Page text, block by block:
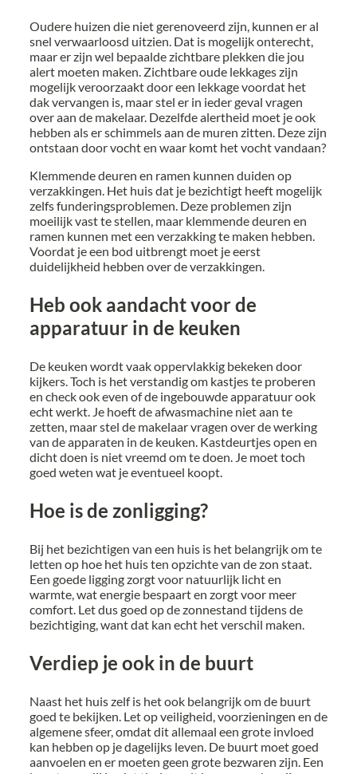
Oudere huizen die niet gerenoveerd zijn, kunnen er al
snel verwaarloosd uitzien. Dat is mogelijk onterecht,
maar er zijn wel bepaalde zichtbare plekken die jou
alert moeten maken. Zichtbare oude lekkages zijn
mogelijk veroorzaakt door een lekkage voordat het
dak vervangen is, maar stel er in ieder geval vragen
over aan de makelaar. Dezelfde alertheid moet je ook
hebben als er schimmels aan de muren zitten. Deze zijn
ontstaan door vocht en waar komt het vocht vandaan?
Klemmende deuren en ramen kunnen duiden op
verzakkingen. Het huis dat je bezichtigt heeft mogelijk
zelfs funderingsproblemen. Deze problemen zijn
moeilijk vast te stellen, maar klemmende deuren en
ramen kunnen met een verzakking te maken hebben.
Voordat je een bod uitbrengt moet je eerst
duidelijkheid hebben over de verzakkingen.
Heb ook aandacht voor de
apparatuur in de keuken
De keuken wordt vaak oppervlakkig bekeken door
kijkers. Toch is het verstandig om kastjes te proberen
en check ook even of de ingebouwde apparatuur ook
echt werkt. Je hoeft de afwasmachine niet aan te
zetten, maar stel de makelaar vragen over de werking
van de apparaten in de keuken. Kastdeurtjes open en
dicht doen is niet vreemd om te doen. Je moet toch
goed weten wat je eventueel koopt.
Hoe is de zonligging?
Bij het bezichtigen van een huis is het belangrijk om te
letten op hoe het huis ten opzichte van de zon staat.
Een goede ligging zorgt voor natuurlijk licht en
warmte, wat energie bespaart en zorgt voor meer
comfort. Let dus goed op de zonnestand tijdens de
bezichtiging, want dat kan echt het verschil maken.
Verdiep je ook in de buurt
Naast het huis zelf is het ook belangrijk om de buurt
goed te bekijken. Let op veiligheid, voorzieningen en de
algemene sfeer, omdat dit allemaal een grote invloed
kan hebben op je dagelijks leven. De buurt moet goed
aanvoelen en er moeten geen grote bezwaren zijn. Een